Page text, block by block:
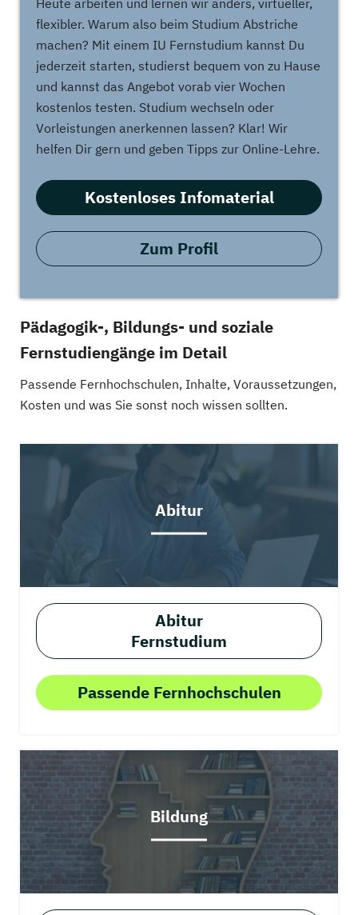
Heute arbeiten und lernen wir anders, virtueller,
flexibler. Warum also beim Studium Abstriche
machen? Mit einem IU Fernstudium kannst Du
jederzeit starten, studierst bequem von zu Hause
und kannst das Angebot vorab vier Wochen
kostenlos testen. Studium wechseln oder
Vorleistungen anerkennen lassen? Klar! Wir
helfen Dir gern und geben Tipps zur Online-Lehre.
Kostenloses Infomaterial
Zum Profil
Pädagogik-, Bildungs- und soziale
Fernstudiengänge im Detail
Passende Fernhochschulen, Inhalte, Voraussetzungen,
Kosten und was Sie sonst noch wissen sollten.
Abitur
Abitur
Fernstudium
Passende Fernhochschulen
Bildung